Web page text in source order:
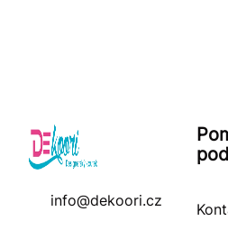
info@dekoori.cz